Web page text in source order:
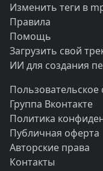
Изменить теги в
Правила
Помощь
Загрузить свой
ИИ для создания
Группа Вконтакте
Политика
Публичная оферта
Авторские права
Контакты